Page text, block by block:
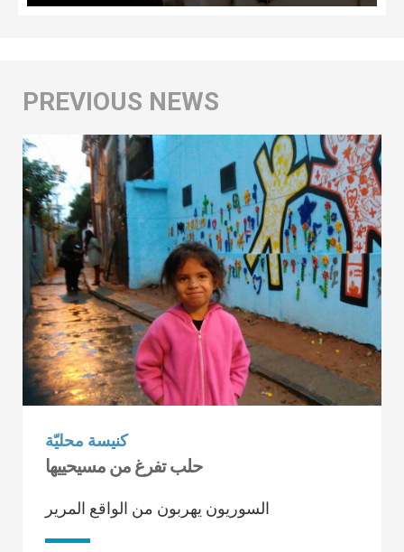
كنيسة محليّة
حلب تفرغ من مسيحييها
السوريون يهربون من الواقع المرير